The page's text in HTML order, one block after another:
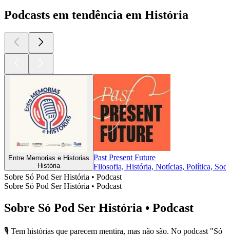
Podcasts em tendência em História
Entre Memorias e Historias
História
Past Present Future
Filosofia, História, Notícias, Política,
Sobre Só Pod Ser História • Podcast
Sobre Só Pod Ser História • Podcast
Sobre Só Pod Ser História • Podcast
🎙️ Tem histórias que parecem mentira, mas não são. No podcast "Só